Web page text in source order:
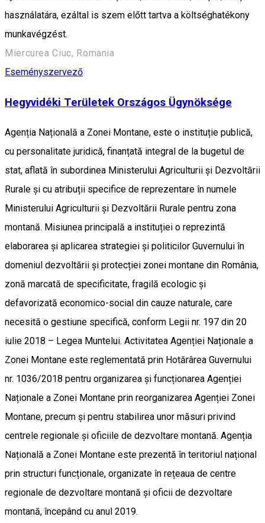
használatára, ezáltal is szem előtt tartva a költséghatékony
munkavégzést.
Miercurea Ciuc, Romania
Eseményszervező
Hegyvidéki Területek Országos Ügynöksége
Agenția Națională a Zonei Montane, este o instituție publică,
cu personalitate juridică, finanțată integral de la bugetul de
stat, aflată în subordinea Ministerului Agriculturii și Dezvoltării
Rurale și cu atribuții specifice de reprezentare în numele
Ministerului Agriculturii și Dezvoltării Rurale pentru zona
montană. Misiunea principală a instituției o reprezintă
elaborarea și aplicarea strategiei și politicilor Guvernului în
domeniul dezvoltării și protecției zonei montane din România,
zonă marcată de specificitate, fragilă ecologic și
defavorizată economico-social din cauze naturale, care
necesită o gestiune specifică, conform Legii nr. 197 din 20
iulie 2018 – Legea Muntelui. Activitatea Agenției Naționale a
Zonei Montane este reglementată prin Hotărârea Guvernului
nr. 1036/2018 pentru organizarea și funcționarea Agenției
Naționale a Zonei Montane prin reorganizarea Agenției Zonei
Montane, precum și pentru stabilirea unor măsuri privind
centrele regionale și oficiile de dezvoltare montană. Agenția
Națională a Zonei Montane este prezentă în teritoriul național
prin structuri funcționale, organizate în rețeaua de centre
regionale de dezvoltare montană și oficii de dezvoltare
montană, începând cu anul 2019.